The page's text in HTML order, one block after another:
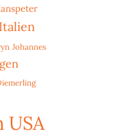
Italien
Johannes